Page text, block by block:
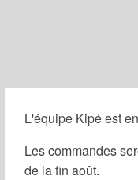
L'équipe Kipé est
Les commandes
de la fin août.
Filtrer